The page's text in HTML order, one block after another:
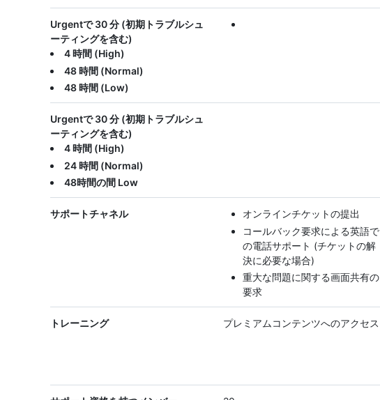
Urgentで 30 分 (初期トラブルシュ
ーティングを含む)
4 時間 (High)
48 時間 (Normal)
48 時間 (Low)
Urgentで 30 分 (初期トラブルシュ
ーティングを含む)
4 時間 (High)
24 時間 (Normal)
48時間の間 Low
サポートチャネル
オンラインチケットの提出
コールバック要求による英語で
の電話サポート (チケットの解
決に必要な場合)
重大な問題に関する画面共有の
要求
トレーニング プレミアムコンテンツへのアクセス